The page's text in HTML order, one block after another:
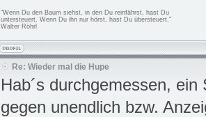
"Wenn Du den Baum siehst, in den Du reinfährst, hast Du
untersteuert. Wenn Du ihn nur hörst, hast Du übersteuert."
Walter Röhrl
Re: Wieder mal die Hupe
Hab´s durchgemessen,
gegen unendlich bzw.